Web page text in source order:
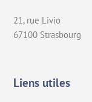
21, rue Livio
67100 Strasbourg
Liens utiles